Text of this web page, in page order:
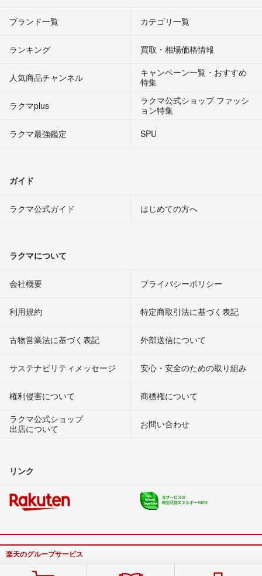
ブランド一覧 カテゴリ一覧
ランキング 買取・相場価格情報
人気商品チャンネル
キャンペーン一覧・おすすめ
特集
ラクマplus
ラクマ公式ショップ ファッシ
ョン特集
ラクマ最強鑑定
SPU
ガイド
ラクマ公式ガイド はじめての方へ
ラクマについて
会社概要 プライバシーポリシー
利用規約 特定商取引法に基づく表記
古物営業法に基づく表記 外部送信について
サステナビリティメッセージ 安心・安全のための取り組み
権利侵害について
商標権について
ラクマ公式ショップ
出店について
お問い合わせ
リンク
楽天のグループサービス